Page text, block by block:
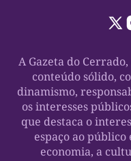
A Gazeta do
conteúdo sólido,
dinamismo,
os interesses
que destaca o
espaço ao
economia, a